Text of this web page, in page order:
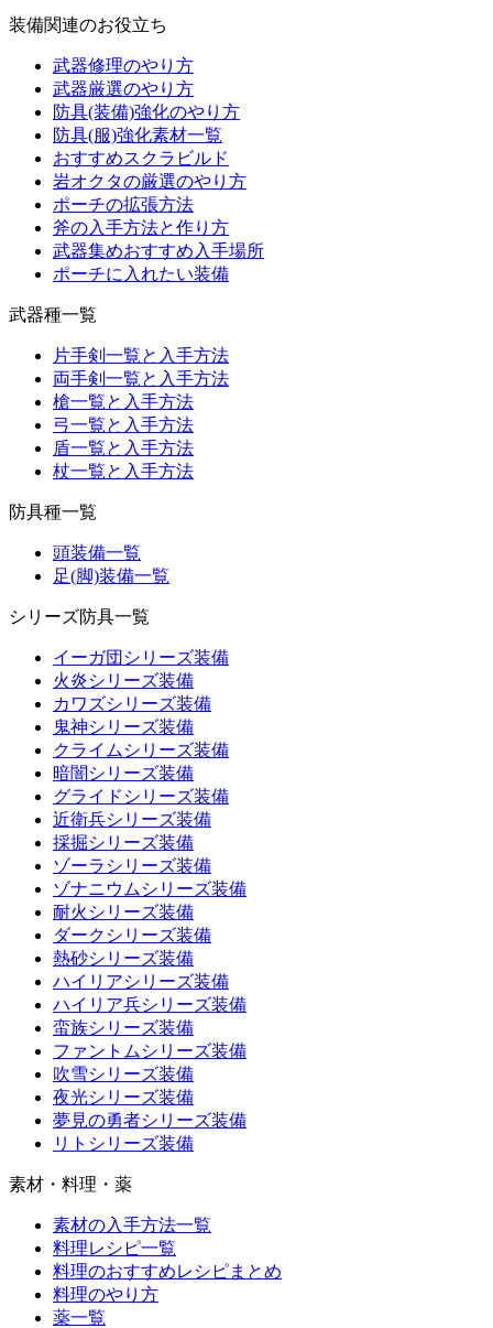
装備関連のお役立ち
武器修理のやり方
武器厳選のやり方
防具(装備)強化のやり方
防具(服)強化素材一覧
おすすめスクラビルド
岩オクタの厳選のやり方
ポーチの拡張方法
斧の入手方法と作り方
武器集めおすすめ入手場所
ポーチに入れたい装備
武器種一覧
片手剣一覧と入手方法
両手剣一覧と入手方法
槍一覧と入手方法
弓一覧と入手方法
盾一覧と入手方法
杖一覧と入手方法
防具種一覧
頭装備一覧
足(脚)装備一覧
シリーズ防具一覧
イーガ団シリーズ装備
火炎シリーズ装備
カワズシリーズ装備
鬼神シリーズ装備
クライムシリーズ装備
暗闇シリーズ装備
グライドシリーズ装備
近衛兵シリーズ装備
採掘シリーズ装備
ゾーラシリーズ装備
ゾナニウムシリーズ装備
耐火シリーズ装備
ダークシリーズ装備
熱砂シリーズ装備
ハイリアシリーズ装備
ハイリア兵シリーズ装備
蛮族シリーズ装備
ファントムシリーズ装備
吹雪シリーズ装備
夜光シリーズ装備
夢見の勇者シリーズ装備
リトシリーズ装備
素材・料理・薬
素材の入手方法一覧
料理レシピ一覧
料理のおすすめレシピまとめ
料理のやり方
薬一覧